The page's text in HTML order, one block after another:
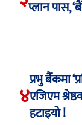
प्लान पास,
४
प्रभु बैंकमा
एजिएम
हटाइयो !